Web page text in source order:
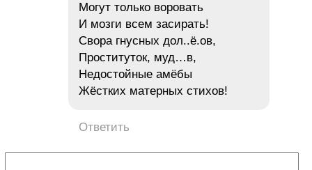
Могут только воровать
И мозги всем засирать!
Свора гнусных дол..ё.ов,
Проституток, муд…в,
Недостойные амёбы
Жёстких матерных стихов!
Ответить